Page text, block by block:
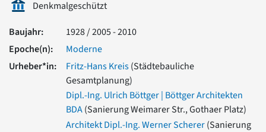
Romanik
Römische Antike
Über uns
Über baukunst-nrw
Fachbeirat
Freunde & Förderer
Impressum
Denkmalgeschützt
Baujahr:
1928 / 2005 - 2010
Epoche(n):
Moderne
Urheber*in:
Fritz-Hans Kreis(Städtebauliche
Gesamtplanung)
Dipl.-Ing. Ulrich Böttger | Böttger Architekten
BDA(Sanierung Weimarer Str., Gothaer Platz)
Architekt Dipl.-Ing. Werner Scherer(Sanierung